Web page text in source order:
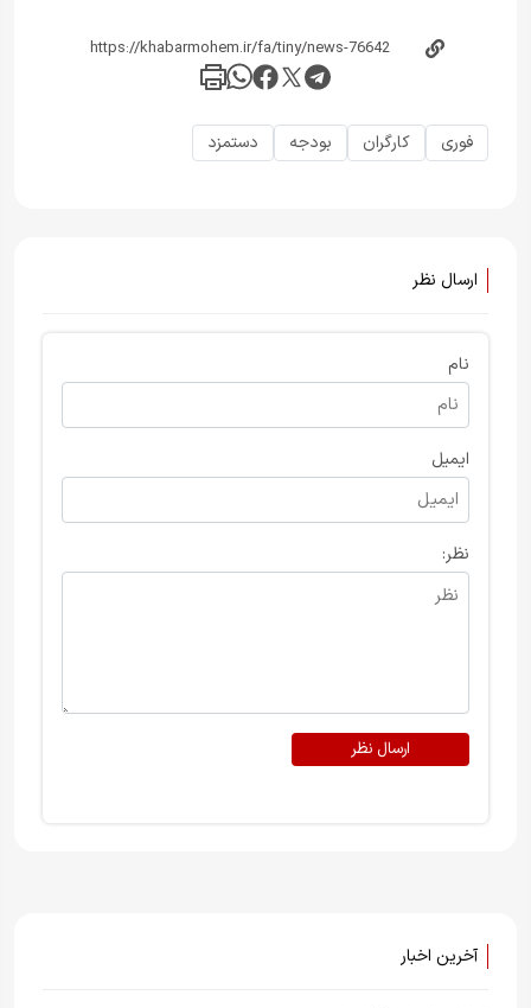
فوری کارگران بودجه دستمزد
ارسال نظر
نام
ایمیل
نظر:
ارسال نظر
آخرین اخبار